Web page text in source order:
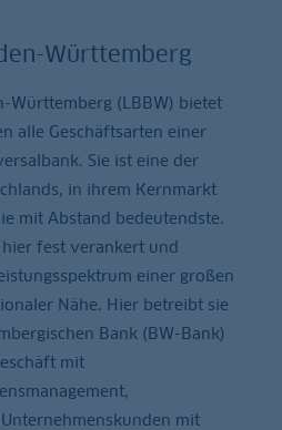
Württemberg
Württemberg (LBBW) bietet
alle Geschäftsarten einer
Sie ist eine der
in ihrem Kernmarkt
mit Abstand bedeutendste.
fest verankert und
einer großen
Nähe. Hier betreibt sie
Bank (BW-Bank)
mit
mit